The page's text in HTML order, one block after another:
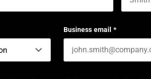
Business email *